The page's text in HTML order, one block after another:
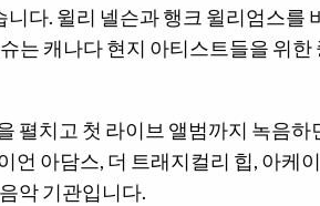
다. 윌리 넬슨과 행크 윌리엄스를
는 캐나다 현지 아티스트들을 위한
펼치고 첫 라이브 앨범까지 녹음하
언 아담스, 더 트래지컬리 힙, 아케
악 기관입니다.